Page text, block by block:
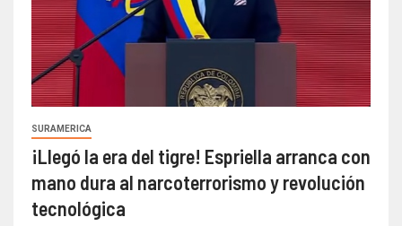
SURAMERICA
¡Llegó la era del tigre! Espriella arranca con
mano dura al narcoterrorismo y revolución
tecnológica